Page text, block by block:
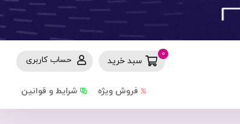
حساب کاربری سبد خرید
0
شرایط و قوانین فروش ویژه